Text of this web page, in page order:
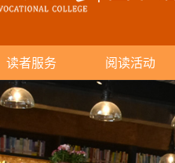
读者服务 阅读活动